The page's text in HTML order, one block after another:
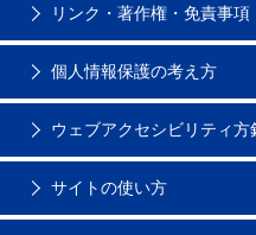
リンク・著作権・免責事項
個人情報保護の考え方
ウェブアクセシビリティ方
サイトの使い方